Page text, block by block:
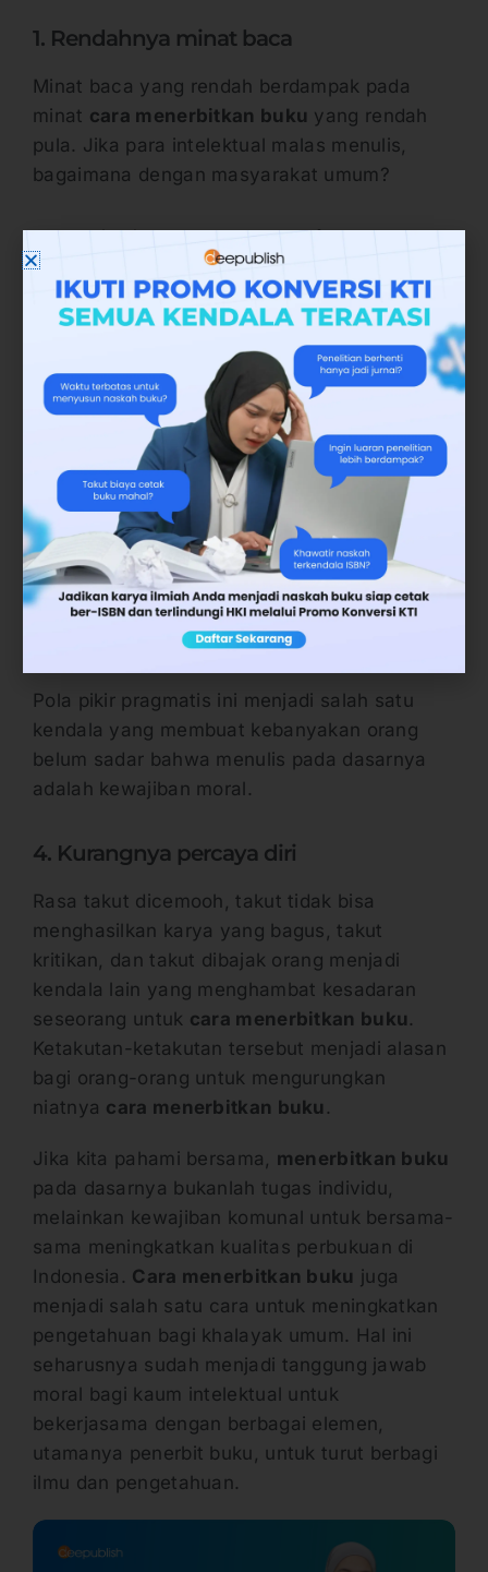
1. Rendahnya minat baca
Minat baca yang rendah berdampak pada
minat cara menerbitkan buku yang rendah
pula. Jika para intelektual malas menulis,
bagaimana dengan masyarakat umum?
2. Menjadikancara menerbitkan buku
sebagai pekerjaan yang membebani
Pekerjaan penting seperti ini masih dianggap
sebagai hal yang membebani bagi
kebanyakan orang. Di perguruan tinggi
bahkan, penulisan masih dianggap sebagai
momok yang menghambat selesainya studi.
Padahal penulisan akademik sangat penting,
baik sebagai dokumentasi dan pengetahuan,
atau sebagai ilmu yang dapat diterapkan
dalam kehidupan nyata.
3. Rendahnya transfer ilmu pengetahuan
atau pengalaman melalui tulisan
Pola pikir pragmatis ini menjadi salah satu
kendala yang membuat kebanyakan orang
belum sadar bahwa menulis pada dasarnya
adalah kewajiban moral.
4. Kurangnya percaya diri
Rasa takut dicemooh, takut tidak bisa
menghasilkan karya yang bagus, takut
kritikan, dan takut dibajak orang menjadi
kendala lain yang menghambat kesadaran
seseorang untuk cara menerbitkan buku .
Ketakutan-ketakutan tersebut menjadi alasan
bagi orang-orang untuk mengurungkan
niatnya cara menerbitkan buku .
Jika kita pahami bersama, menerbitkan buku
pada dasarnya bukanlah tugas individu,
melainkan kewajiban komunal untuk bersama-
sama meningkatkan kualitas perbukuan di
Indonesia. Cara menerbitkan buku juga
menjadi salah satu cara untuk meningkatkan
pengetahuan bagi khalayak umum. Hal ini
seharusnya sudah menjadi tanggung jawab
moral bagi kaum intelektual untuk
bekerjasama dengan berbagai elemen,
utamanya penerbit buku, untuk turut berbagi
ilmu dan pengetahuan.